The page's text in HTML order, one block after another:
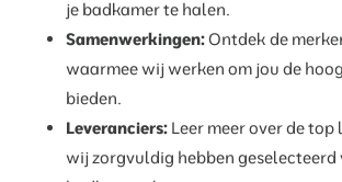
je badkamer te halen.
Samenwerkingen:Ontdek de
waarmee wij werken om jou de
bieden.
Leveranciers: Leer meer over de
wij zorgvuldig hebben geselecteerd